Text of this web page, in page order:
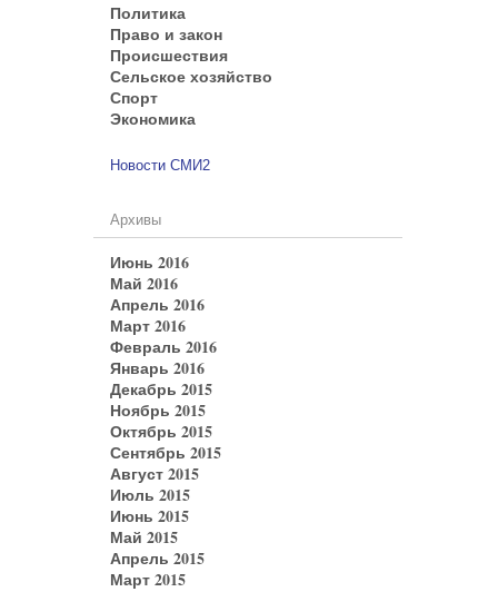
Политика
Право и закон
Происшествия
Сельское хозяйство
Спорт
Экономика
Новости СМИ2
Архивы
Июнь 2016
Май 2016
Апрель 2016
Март 2016
Февраль 2016
Январь 2016
Декабрь 2015
Ноябрь 2015
Октябрь 2015
Сентябрь 2015
Август 2015
Июль 2015
Июнь 2015
Май 2015
Апрель 2015
Март 2015